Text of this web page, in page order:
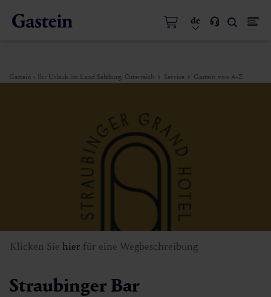
de
Gastein - Ihr Urlaub im Land Salzburg, Österreich Service Gastein von A-Z
Klicken Sie hier für eine Wegbeschreibung
Straubinger Bar